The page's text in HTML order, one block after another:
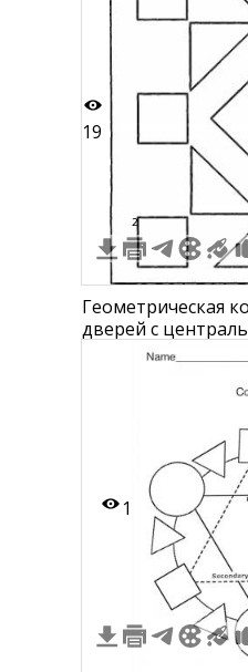
19
2
Геометрическая
дверей с
четырьмя
1